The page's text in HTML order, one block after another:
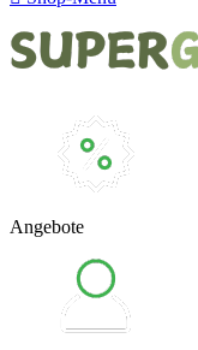
Angebote